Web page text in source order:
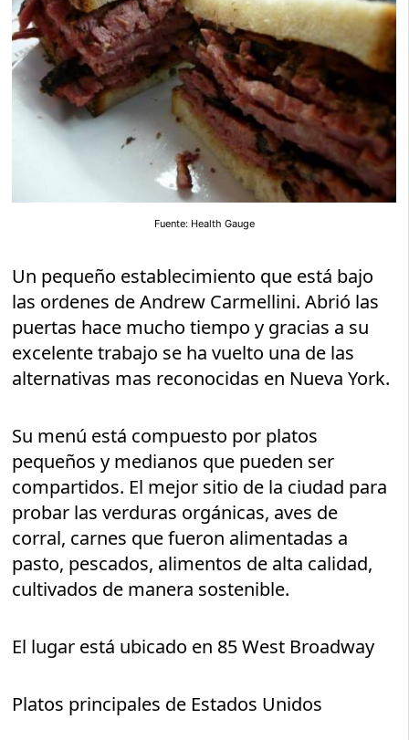
Fuente: Health Gauge
Un pequeño establecimiento que está bajo
las ordenes de Andrew Carmellini. Abrió las
puertas hace mucho tiempo y gracias a su
excelente trabajo se ha vuelto una de las
alternativas mas reconocidas en Nueva York.
Su menú está compuesto por platos
pequeños y medianos que pueden ser
compartidos. El mejor sitio de la ciudad para
probar las verduras orgánicas, aves de
corral, carnes que fueron alimentadas a
pasto, pescados, alimentos de alta calidad,
cultivados de manera sostenible.
El lugar está ubicado en 85 West Broadway
Platos principales de Estados Unidos